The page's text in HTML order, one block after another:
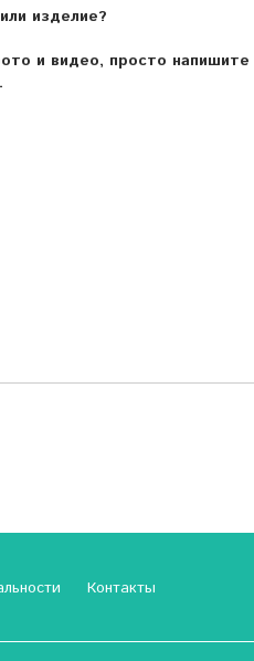
изделие?
и видео, просто напишите
Контакты